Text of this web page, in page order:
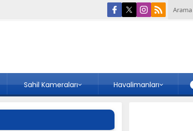
Sahil Kameraları Havalimanları